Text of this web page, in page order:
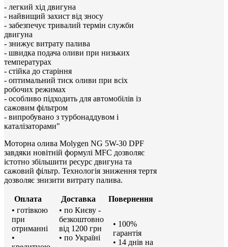
- легкий хід двигуна
- найвищий захист від зносу
- забезпечує тривалий термін служби
двигуна
- знижує витрату палива
- швидка подача оливи при низьких
температурах
- стійка до старіння
- оптимальний тиск оливи при всіх
робочих режимах
- особливо підходить для автомобілів із
сажовим фільтром
- випробувано з турбонаддувом і
каталізаторами"
Моторна олива Molygen NG 5W-30 DPF
завдяки новітній формулі MFC дозволяє
істотно збільшити ресурс двигуна та
сажовий фільтр. Технологія зниження тертя
дозволяє знизити витрату палива.
Оплата Доставка
Повернення
• готівкою
при
отриманні
•
• по Києву -
безкоштовно
від 1200 грн
• по Україні
• 100%
гарантія
• 14 днів на